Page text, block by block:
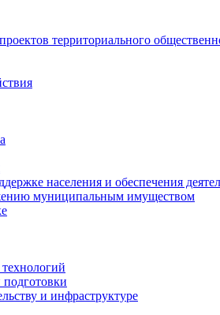
территориального
населения и обеспечения
муниципальным имуществом
и инфраструктуре